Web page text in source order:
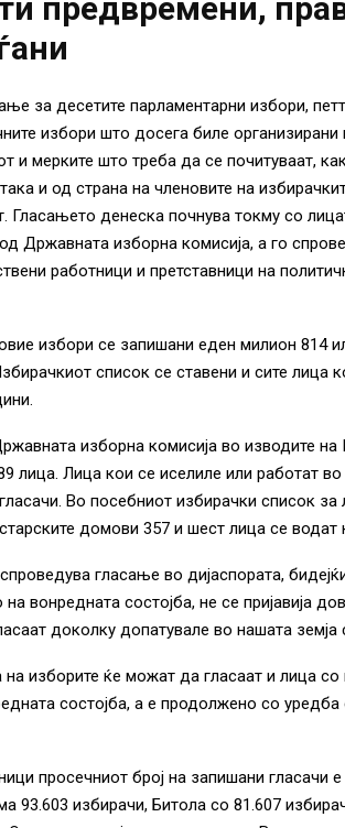
предвремени,
за десетите парламентарни избори,
избори што досега биле организирани
и мерките што треба да се почитуваат,
и од страна на членовите на
Гласањето денеска почнува токму со
Државната изборна комисија, а го
работници и претставници на
избори се запишани еден милион 814
список се ставени и сите лица
изборна комисија во изводите
лица. Лица кои се иселиле или работат
Во посебниот избирачки список за
домови 357 и шест лица се
гласање во дијаспората,
вонредната состојба, не се пријавија
доколку допатувале во нашата земја
изборите ќе можат да гласаат и лица
состојба, а е продолжено со
просечниот број на запишани гласачи
93.603 избирачи, Битола со 81.607